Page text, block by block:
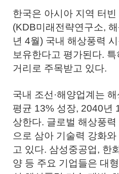
한국은 아시아 지역 터
(KDB미래전략연구소,
년 4월) 국내 해상풍력
보유한다고 평가된다.
거리로 주목받고 있다.
국내 조선·해양업계는
평균 13% 성장, 2040년
상한다. 글로벌 해상풍
으로 삼아 기술력 강화
고 있다. 삼성중공업, 한
양 등 주요 기업들은 대